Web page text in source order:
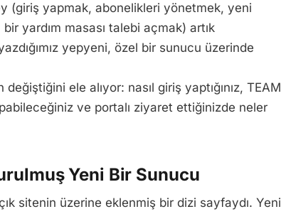
(giriş yapmak, abonelikleri yönetmek, yeni
yardım masası talebi açmak) artık
yepyeni, özel bir sunucu üzerinde
değiştiğini ele alıyor: nasıl giriş yaptığınız, TEAM
ve portalı ziyaret ettiğinizde neler
Yeni Bir Sunucu
sitenin üzerine eklenmiş bir dizi sayfaydı. Yeni